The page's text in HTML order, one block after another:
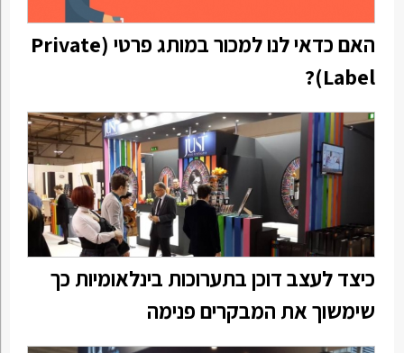
האם כדאי לנו למכור במותג פרטי (Private
Label)?
כיצד לעצב דוכן בתערוכות בינלאומיות כך
שימשוך את המבקרים פנימה